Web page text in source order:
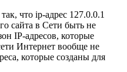
что ip-адрес 127.0.0.1
сайта в Сети быть не
IP-адресов, которые
Интернет вообще не
которые созданы для